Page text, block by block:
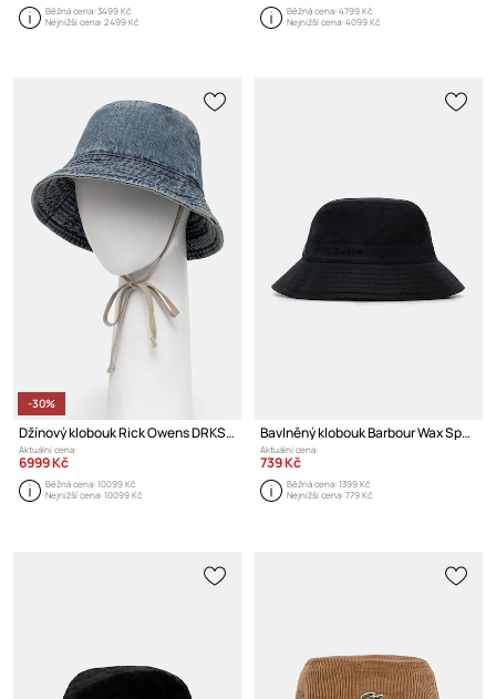
Běžná cena:3499 Kč
Nejnižší cena:2499 Kč
Běžná cena:4799 Kč
Nejnižší cena:4099 Kč
-30%
Džínový klobouk Rick Owens DRKSHDW Gilligan
Aktuální cena:
6999 Kč
Běžná cena:10099 Kč
Nejnižší cena:10099 Kč
Bavlněný klobouk Barbour Wax Sports
Aktuální cena:
739 Kč
Běžná cena:1399 Kč
Nejnižší cena:779 Kč